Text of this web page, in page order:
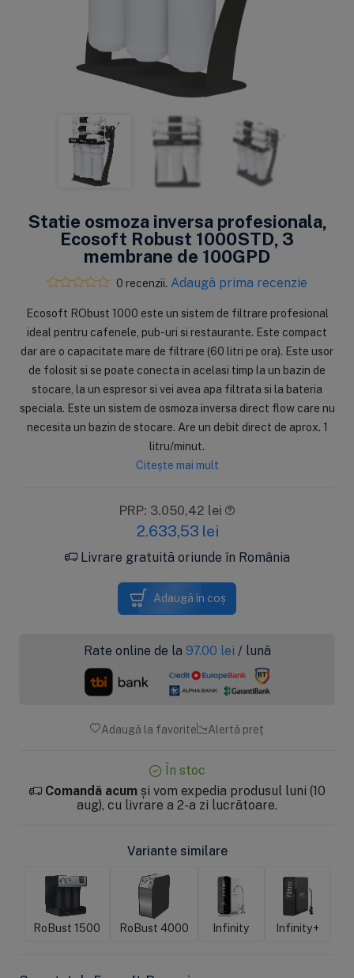
Statie osmoza inversa profesionala,
Ecosoft Robust 1000STD, 3
membrane de 100GPD
0 recenzii. Adaugă prima recenzie
Ecosoft RObust 1000 este un sistem de filtrare profesional
ideal pentru cafenele, pub-uri si restaurante. Este compact
dar are o capacitate mare de filtrare (60 litri pe ora). Este usor
de folosit si se poate conecta in acelasi timp la un bazin de
stocare, la un espresor si vei avea apa filtrata si la bateria
speciala. Este un sistem de osmoza inversa direct flow care nu
necesita un bazin de stocare. Are un debit direct de aprox. 1
litru/minut.
Citește mai mult
PRP: 3.050,42 lei
2.633,53 lei
Livrare gratuită oriunde în România
Adaugă în coș
Rate online de la 97.00 lei / lună
Adaugă la favorite Alertă preț
În stoc
Comandă acumși vom expedia produsul luni (10
aug), cu livrare a 2-a zi lucrătoare.
Variante similare
RoBust 1500 RoBust 4000 Infinity Infinity+